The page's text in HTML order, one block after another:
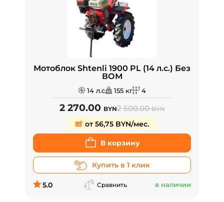
Мотоблок Shtenli 1900 PL (14 л.с.) Без
ВОМ
14 л.с 155 кг 4
2 270.00 BYN2 500.00BYN
от 56,75 BYN/мес.
В корзину
Купить в 1 клик
5.0 Сравнить в наличии